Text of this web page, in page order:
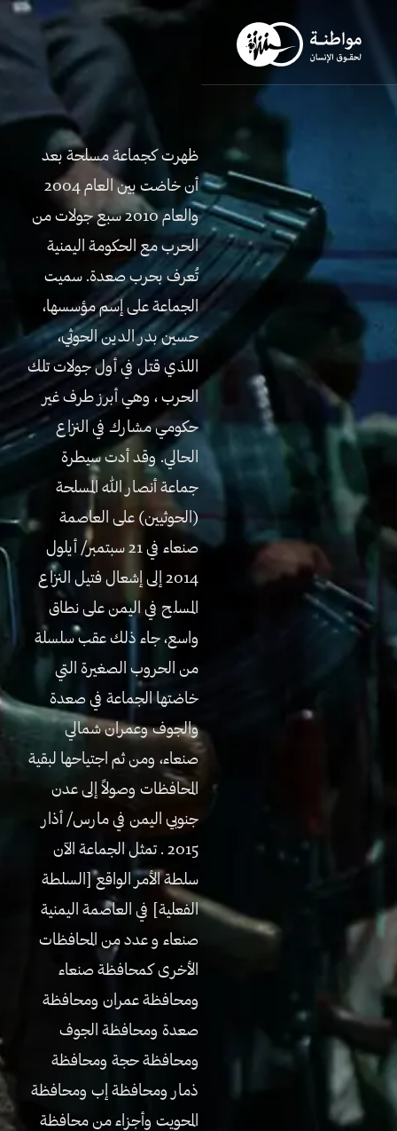
ظهرت كجماعة مسلحة بعد
أن خاضت بين العام 2004
والعام 2010 سبع جولات من
الحرب مع الحكومة اليمنية
تُعرف بحرب صعدة. سميت
الجماعة على إسم مؤسسها،
حسين بدر الدين الحوثي،
اللذي قتل في أول جولات تلك
الحرب ، وهي أبرز طرف غير
حكومي مشارك في النزاع
الحالي. وقد أدت سيطرة
جماعة أنصار الله المسلحة
(الحوثيين) على العاصمة
صنعاء في 21 سبتمبر/ أيلول
2014 إلى إشعال فتيل النزاع
المسلح في اليمن على نطاق
واسع، جاء ذلك عقب سلسلة
من الحروب الصغيرة التي
خاضتها الجماعة في صعدة
والجوف وعمران شمالي
صنعاء، ومن ثم اجتياحها لبقية
المحافظات وصولاً إلى عدن
جنوبي اليمن في مارس/ أذار
2015 . تمثل الجماعة الآن
سلطة الأمر الواقع [السلطة
الفعلية] في العاصمة اليمنية
صنعاء و عدد من المحافظات
الأخرى كمحافظة صنعاء
ومحافظة عمران ومحافظة
صعدة ومحافظة الجوف
ومحافظة حجة ومحافظة
ذمار ومحافظة إب ومحافظة
المحويت وأجزاء من محافظة